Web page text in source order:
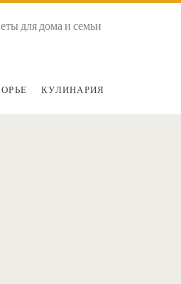
для дома и семьи
КУЛИНАРИЯ